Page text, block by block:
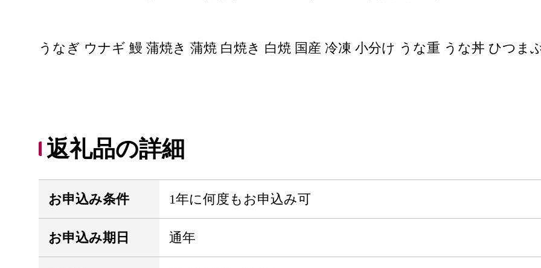
うなぎ ウナギ 鰻 蒲焼き 蒲焼 白焼き 白焼 国産 冷凍 小分け うな重 うな丼 ひつま
返礼品の詳細
お申込み条件 1年に何度もお申込み可
お申込み期日 通年